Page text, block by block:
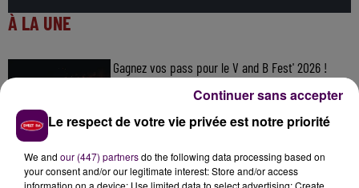
À LA UNE
Gagnez vos pass pour le V and B Fest' 2026 !
Kids !
Le respect de votre vie privée est notre priorité
We and our (447) partnersdo the following data processing based on
your consent and/or our legitimate interest: Store and/or access
information on a device; Use limited data to select advertising; Create
Continuer sans accepter